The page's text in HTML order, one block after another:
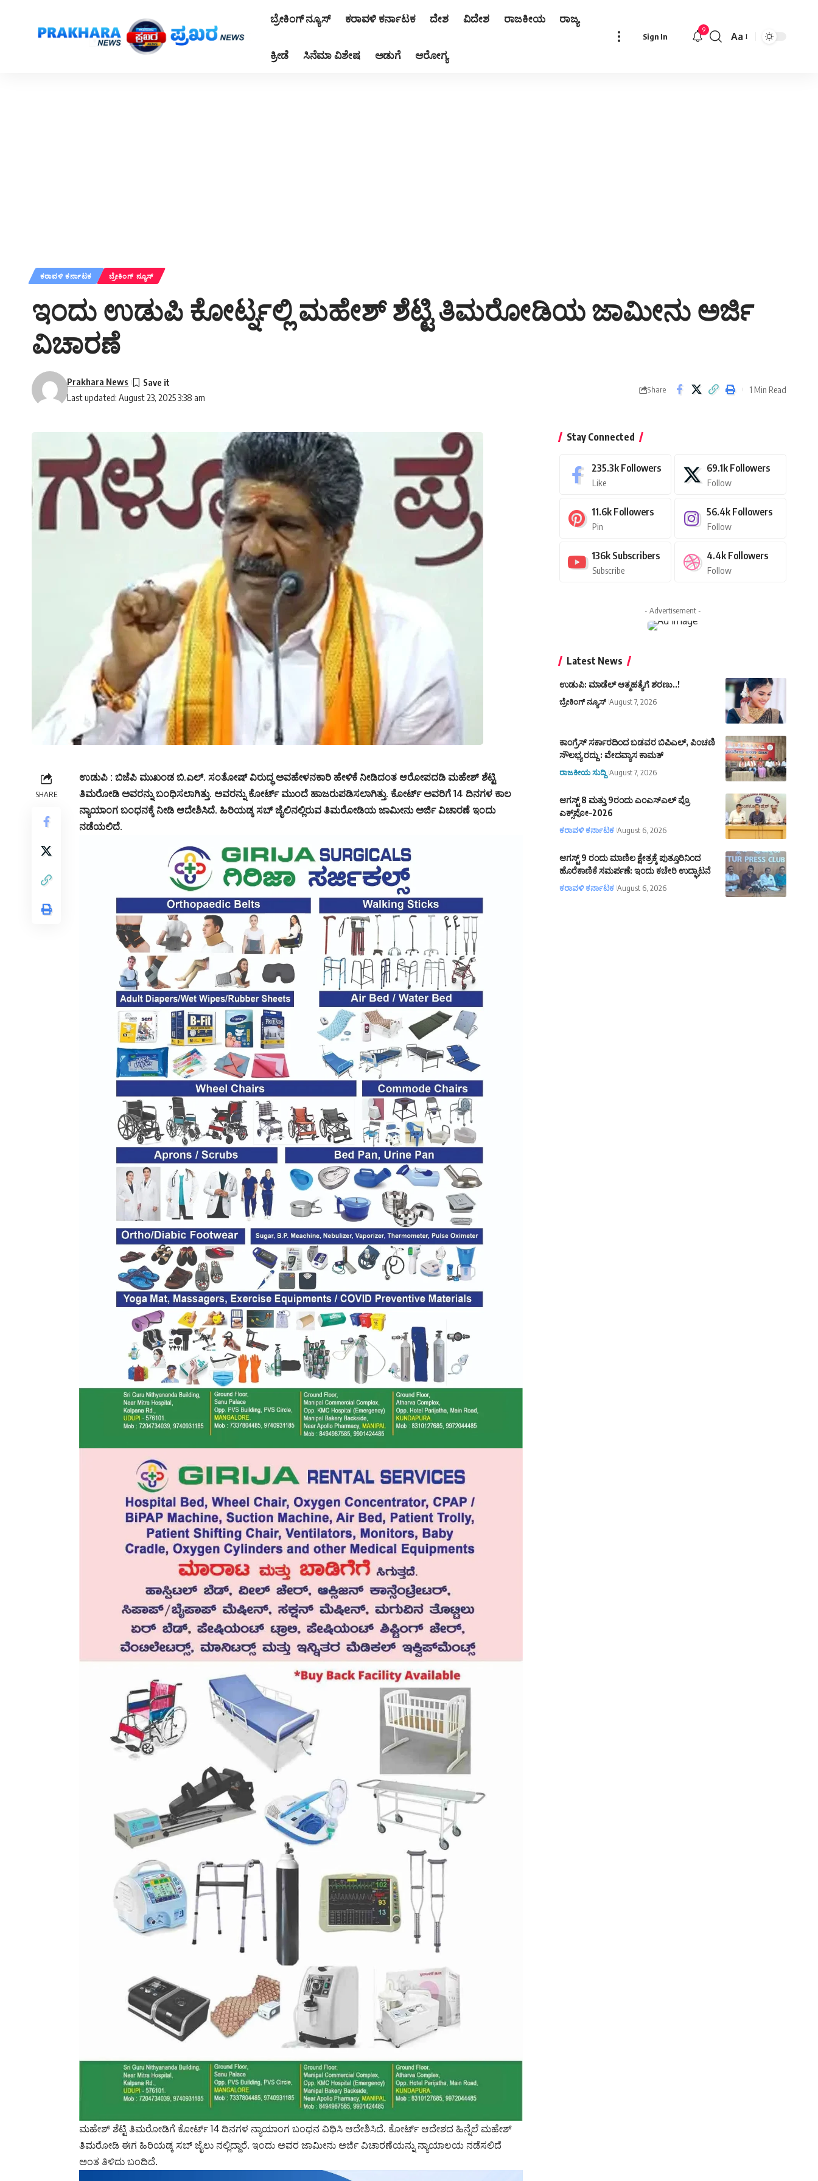
ಬ್ರೇಕಿಂಗ್ ನ್ಯೂಸ್ ಕರಾವಳಿ ಕರ್ನಾಟಕ ದೇಶ ವಿದೇಶ ರಾಜಕೀಯ ರಾಜ್ಯ
ಕ್ರೀಡೆ ಸಿನೆಮಾ ವಿಶೇಷ ಅಡುಗೆ ಆರೋಗ್ಯ
Sign In
9
Font
Aa
ಕರಾವಳಿ ಕರ್ನಾಟಕ ಬ್ರೇಕಿಂಗ್ ನ್ಯೂಸ್
ಇಂದು ಉಡುಪಿ ಕೋರ್ಟ್ನಲ್ಲಿ ಮಹೇಶ್ ಶೆಟ್ಟಿ ತಿಮರೋಡಿಯ ಜಾಮೀನು ಅರ್ಜಿ
ವಿಚಾರಣೆ
Last updated: August 23, 2025 3:38 am
Prakhara News
Share 1 Min Read
SHARE
ಉಡುಪಿ : ಬಿಜೆಪಿ ಮುಖಂಡ ಬಿ.ಎಲ್. ಸಂತೋಷ್ ವಿರುದ್ಧ ಅವಹೇಳನಕಾರಿ ಹೇಳಿಕೆ ನೀಡಿದಂತ ಆರೋಪದಡಿ ಮಹೇಶ್ ಶೆಟ್ಟಿ
ತಿಮರೋಡಿ ಅವರನ್ನು ಬಂಧಿಸಲಾಗಿತ್ತು. ಅವರನ್ನು ಕೋರ್ಟ್ ಮುಂದೆ ಹಾಜರುಪಡಿಸಲಾಗಿತ್ತು. ಕೋರ್ಟ್ ಅವರಿಗೆ 14 ದಿನಗಳ ಕಾಲ
ನ್ಯಾಯಾಂಗ ಬಂಧನಕ್ಕೆ ನೀಡಿ ಆದೇಶಿಸಿದೆ. ಹಿರಿಯಡ್ಕ ಸಬ್ ಜೈಲಿನಲ್ಲಿರುವ ತಿಮರೋಡಿಯ ಜಾಮೀನು ಅರ್ಜಿ ವಿಚಾರಣೆ ಇಂದು
ನಡೆಯಲಿದೆ.
ಮಹೇಶ್ ಶೆಟ್ಟಿ ತಿಮರೋಡಿಗೆ ಕೋರ್ಟ್ 14 ದಿನಗಳ ನ್ಯಾಯಾಂಗ ಬಂಧನ ವಿಧಿಸಿ ಆದೇಶಿಸಿದೆ. ಕೋರ್ಟ್ ಆದೇಶದ ಹಿನ್ನೆಲೆ ಮಹೇಶ್
ತಿಮರೋಡಿ ಈಗ ಹಿರಿಯಡ್ಕ ಸಬ್ ಜೈಲು ನಲ್ಲಿದ್ದಾರೆ. ಇಂದು ಅವರ ಜಾಮೀನು ಅರ್ಜಿ ವಿಚಾರಣೆಯನ್ನು ನ್ಯಾಯಾಲಯ ನಡೆಸಲಿದೆ
ಅಂತ ತಿಳಿದು ಬಂದಿದೆ.
Stay Connected
235.3k Followers
Like
69.1k Followers
Follow
11.6k Followers
Pin
56.4k Followers
Follow
136k Subscribers
Subscribe
4.4k Followers
Follow
- Advertisement -
Latest News
ಉಡುಪಿ: ಮಾಡೆಲ್ ಆತ್ಮಹತ್ಯೆಗೆ ಶರಣು..!
ಬ್ರೇಕಿಂಗ್ ನ್ಯೂಸ್ August 7, 2026
ಕಾಂಗ್ರೆಸ್ ಸರ್ಕಾರದಿಂದ ಬಡವರ ಬಿಪಿಎಲ್, ಪಿಂಚಣಿ
ಸೌಲಭ್ಯ ರದ್ದು : ವೇದವ್ಯಾಸ ಕಾಮತ್
ರಾಜಕೀಯ ಸುದ್ದಿ August 7, 2026
ಆಗಸ್ಟ್‌ 8 ಮತ್ತು 9ರಂದು ಎಂಎಸ್‌ಎಲ್ ಪ್ರೊ
ಎಕ್ಸ್‌ಪೋ–2026
ಕರಾವಳಿ ಕರ್ನಾಟಕ August 6, 2026
ಆಗಸ್ಟ್ 9 ರಂದು ಮಾಣಿಲ ಕ್ಷೇತ್ರಕ್ಕೆ ಪುತ್ತೂರಿನಿಂದ
ಹೊರೆಕಾಣಿಕೆ ಸಮರ್ಪಣೆ: ಇಂದು ಕಚೇರಿ ಉದ್ಘಾಟನೆ
ಕರಾವಳಿ ಕರ್ನಾಟಕ August 6, 2026